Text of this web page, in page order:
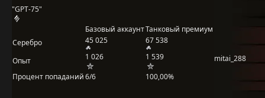
"GPT-75"
Базовый аккаунтТанковый премиум
Серебро
45 025 67 538
Опыт 1 026
1 539
Процент попаданий6/6 100,00%
mitai_288